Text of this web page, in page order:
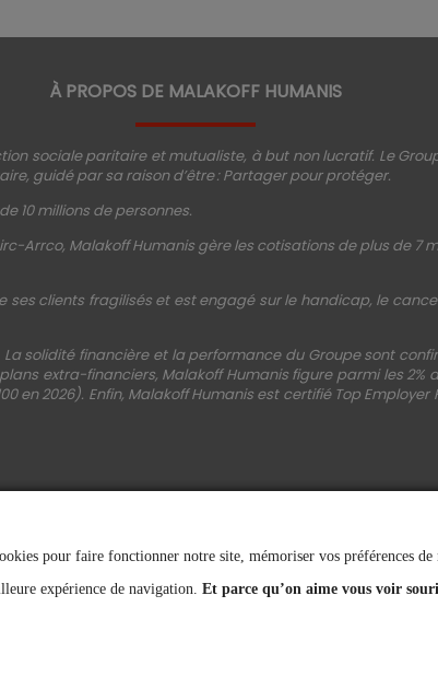
À PROPOS DE MALAKOFF HUMANIS
sociale paritaire et mutualiste, à but non lucratif. Le
guidé par sa raison d’être : Partager pour protéger.
10 millions de personnes.
Arrco, Malakoff Humanis gère les cotisations de plus de 7
clients fragilisés et est engagé sur le handicap, le
La solidité financière et la performance du Groupe sont
extra-financiers, Malakoff Humanis figure parmi les
en 2026). Enfin, Malakoff Humanis est certifié Top
pour faire fonctionner notre site, mémoriser vos préférences de
expérience de navigation. Et parce qu’on aime vous voir